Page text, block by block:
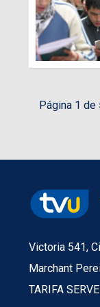
Página 1 de
Victoria 541,
Marchant
TARIFA